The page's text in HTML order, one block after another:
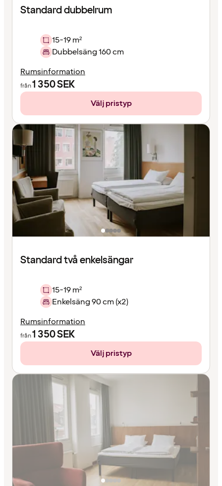
Standard dubbelrum
15-19 m²
Dubbelsäng 160 cm
Rumsinformation
från1 350SEK
Välj pristyp
Standard två enkelsängar
15-19 m²
Enkelsäng 90 cm (x2)
Rumsinformation
från1 350SEK
Välj pristyp